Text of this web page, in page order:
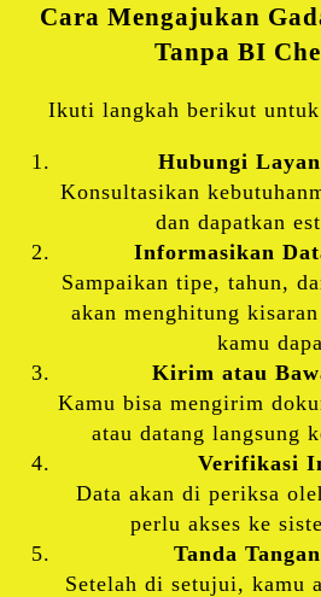
Cara Mengajukan
Tanpa BI
Ikuti langkah berikut untuk
Hubungi
Konsultasikan
dan dapatkan
Informasikan
Sampaikan tipe, tahun,
akan menghitung
kamu
Kirim atau
Kamu bisa mengirim
atau datang langsung
Verifikasi
Data akan di periksa
perlu akses ke
Tanda
Setelah di setujui, kamu